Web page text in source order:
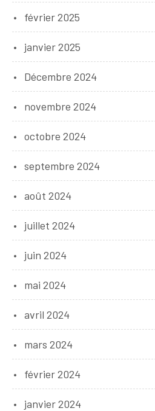
février 2025
janvier 2025
Décembre 2024
novembre 2024
octobre 2024
septembre 2024
août 2024
juillet 2024
juin 2024
mai 2024
avril 2024
mars 2024
février 2024
janvier 2024